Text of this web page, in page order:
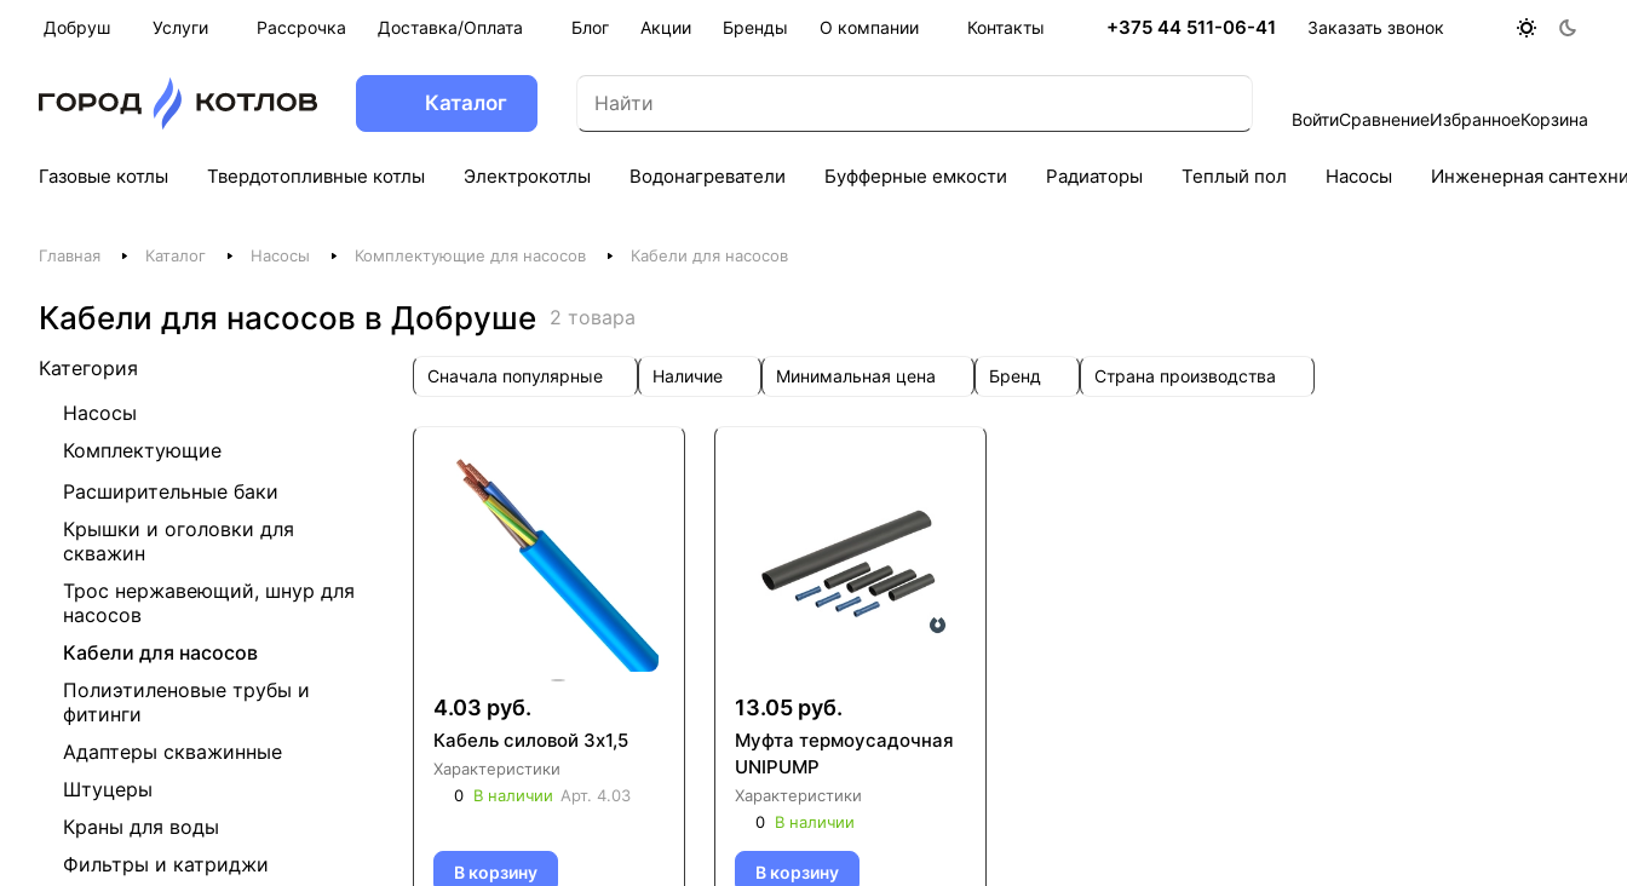
Добруш Услуги Рассрочка Доставка/Оплата Блог Акции Бренды О компании Контакты +375 44 511-06-41 Заказать звонок
Каталог
ВойтиСравнениеИзбранноеКорзина
Газовые котлы Твердотопливные котлы Электрокотлы Водонагреватели Буфферные емкости Радиаторы Теплый пол Насосы Инженерная
Главная Каталог Насосы Комплектующие для насосов Кабели для насосов
Кабели для насосов в Добруше 2 товара
Категория
Насосы
Комплектующие
Расширительные баки
Крышки и оголовки для
скважин
Трос нержавеющий, шнур для
насосов
Кабели для насосов
Полиэтиленовые трубы и
фитинги
Адаптеры скважинные
Штуцеры
Краны для воды
Фильтры и катриджи
Сначала популярные Наличие Минимальная цена Бренд Страна производства
4.03 руб.
Кабель силовой 3х1,5
Характеристики
0 В наличии Арт. 4.03
В корзину
13.05 руб.
Муфта термоусадочная
UNIPUMP
Характеристики
0 В наличии
В корзину